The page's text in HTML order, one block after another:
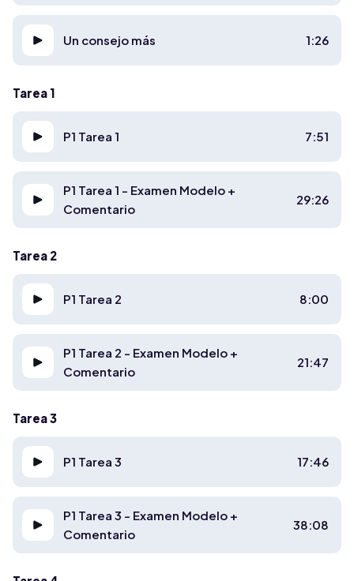
Un consejo más 1:26
Tarea 1
P1 Tarea 1 7:51
P1 Tarea 1 - Examen Modelo +
Comentario
29:26
Tarea 2
P1 Tarea 2 8:00
P1 Tarea 2 - Examen Modelo +
Comentario
21:47
Tarea 3
P1 Tarea 3 17:46
P1 Tarea 3 - Examen Modelo +
Comentario
38:08